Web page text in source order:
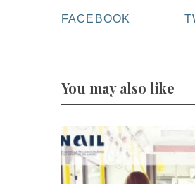
FACEBOOK
You may also like